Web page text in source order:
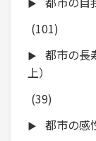
(101)
都市の長
上）
(39)
都市の感